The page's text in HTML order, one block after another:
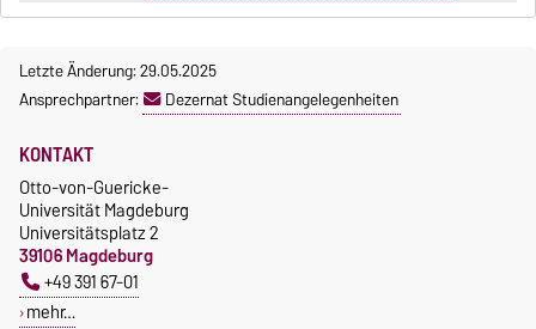
Letzte Änderung: 29.05.2025
Ansprechpartner:
Dezernat Studienangelegenheiten
KONTAKT
Otto-von-Guericke-
Universität Magdeburg
Universitätsplatz 2
39106 Magdeburg
+49 391 67-01
mehr…